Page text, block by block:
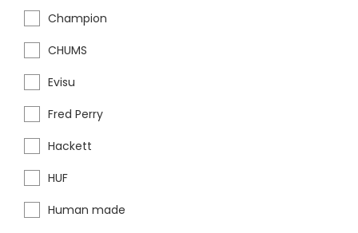
Champion
CHUMS
Evisu
Fred Perry
Hackett
HUF
Human made